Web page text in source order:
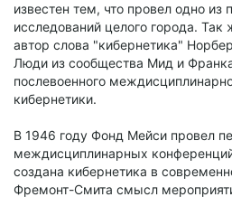
известен тем, что провел одно из
исследований целого города.
автор слова "кибернетика"
Люди из сообщества Мид и
послевоенного
кибернетики.
В 1946 году Фонд Мейси провел
междисциплинарных
создана кибернетика в
Фремонт-Смита смысл